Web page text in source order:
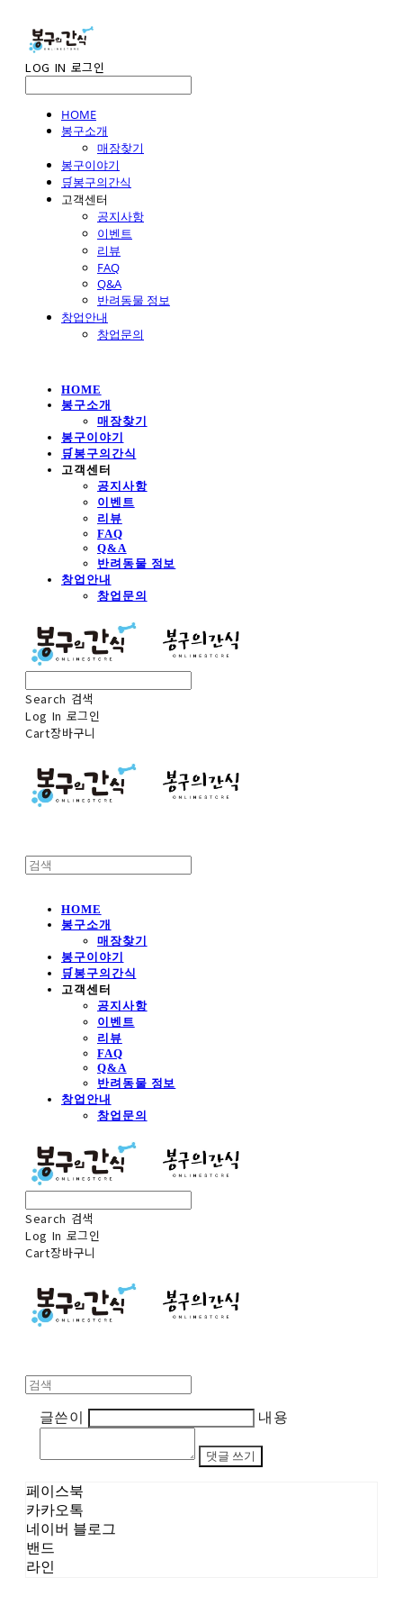
LOG IN 로그인
HOME
봉구소개
매장찾기
봉구이야기
🛒봉구의간식
고객센터
공지사항
이벤트
리뷰
FAQ
Q&A
반려동물 정보
창업안내
창업문의
HOME
봉구소개
매장찾기
봉구이야기
🛒봉구의간식
고객센터
공지사항
이벤트
리뷰
FAQ
Q&A
반려동물 정보
창업안내
창업문의
Search 검색
Log In 로그인
Cart장바구니
HOME
봉구소개
매장찾기
봉구이야기
🛒봉구의간식
고객센터
공지사항
이벤트
리뷰
FAQ
Q&A
반려동물 정보
창업안내
창업문의
Search 검색
Log In 로그인
Cart장바구니
글쓴이 내용
댓글 쓰기
페이스북
카카오톡
네이버 블로그
밴드
라인